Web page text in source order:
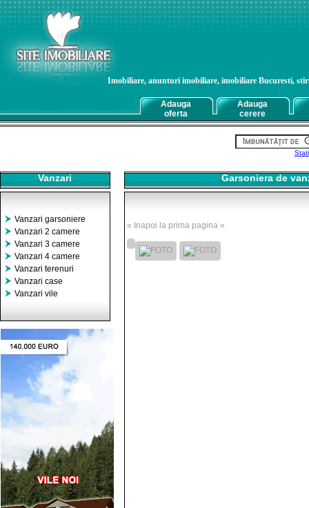
Imobiliare, anunturi imobiliare, imobiliare Bucuresti,
Adauga
oferta
Adauga
cerere
Vanzari
Vanzari garsoniere
Vanzari 2 camere
Vanzari 3 camere
Vanzari 4 camere
Vanzari terenuri
Vanzari case
Vanzari vile
Garsoniera de
« Inapoi la prima pagina «